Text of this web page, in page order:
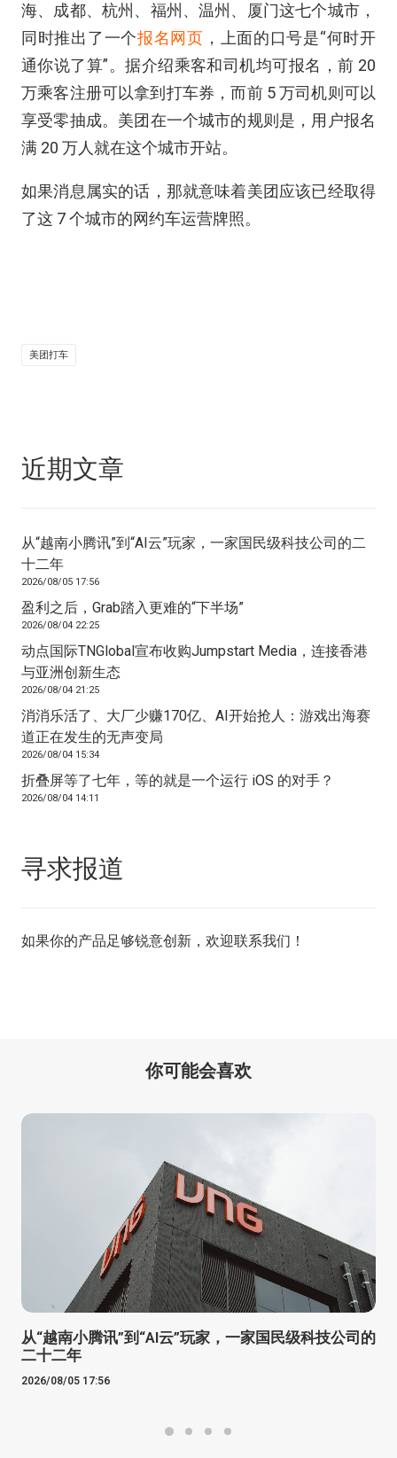
海、成都、杭州、福州、温州、厦门这七个城市，
同时推出了一个报名网页 ，上面的口号是“何时开
通你说了算”。据介绍乘客和司机均可报名，前 20
万乘客注册可以拿到打车券，而前 5 万司机则可以
享受零抽成。美团在一个城市的规则是，用户报名
满 20 万人就在这个城市开站。
如果消息属实的话，那就意味着美团应该已经取得
了这 7 个城市的网约车运营牌照。
美团打车
近期文章
从“越南小腾讯”到“AI云”玩家，一家国民级科技公司的二
十二年
2026/08/05 17:56
盈利之后，Grab踏入更难的“下半场”
2026/08/04 22:25
动点国际TNGlobal宣布收购Jumpstart Media，连接香港
与亚洲创新生态
2026/08/04 21:25
消消乐活了、大厂少赚170亿、AI开始抢人：游戏出海赛
道正在发生的无声变局
2026/08/04 15:34
折叠屏等了七年，等的就是一个运行 iOS 的对手？
2026/08/04 14:11
寻求报道
如果你的产品足够锐意创新，欢迎联系我们 ！
你可能会喜欢
从“越南小腾讯”到“AI云”玩家，一家国民级科技公司的
二十二年
2026/08/05 17:56